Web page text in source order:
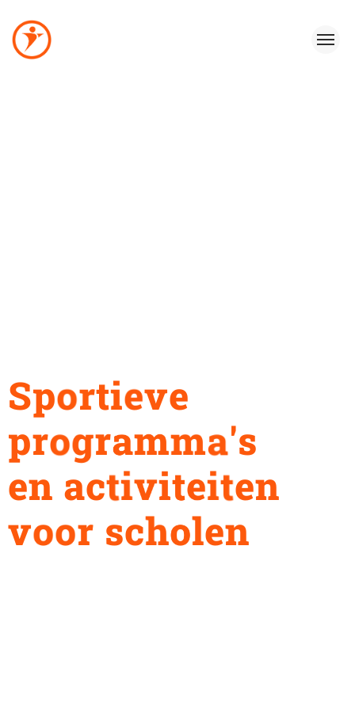
Sportieve
programma's
en activiteiten
voor scholen